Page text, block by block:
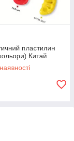
пластилин
Китай